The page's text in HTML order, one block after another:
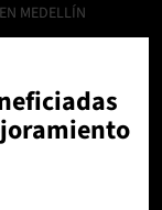
MEDELLÍN